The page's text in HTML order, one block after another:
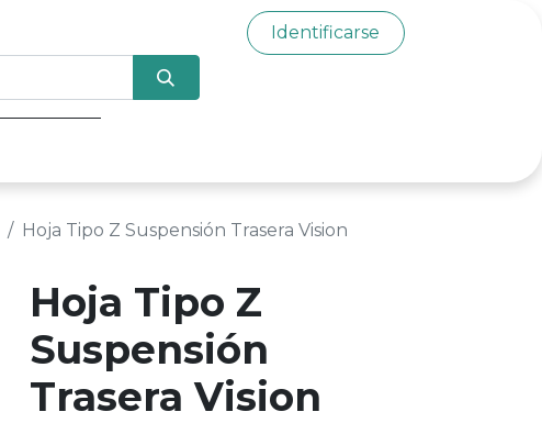
Identificarse
Hoja Tipo Z Suspensión Trasera Vision
Hoja Tipo Z
Suspensión
Trasera Vision